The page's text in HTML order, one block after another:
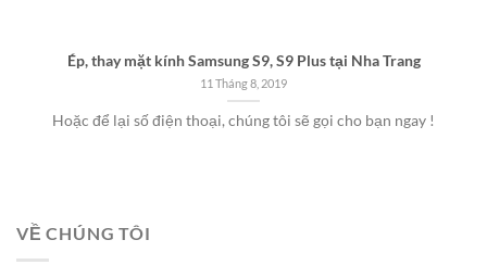
Ép, thay mặt kính Samsung S9, S9 Plus tại Nha Trang
11 Tháng 8, 2019
Hoặc để lại số điện thoại, chúng tôi sẽ gọi cho bạn ngay !
VỀ CHÚNG TÔI